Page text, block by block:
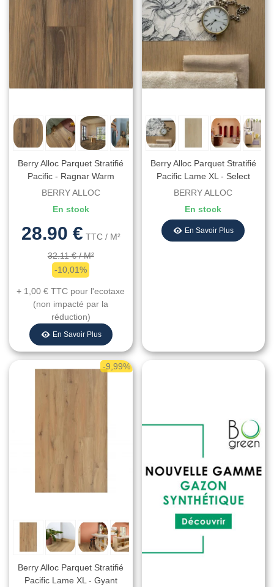
Berry Alloc Parquet Stratifié
Pacific - Ragnar Warm
Natural B8524 - 1288 Mm X
BERRY ALLOC
En stock
28.90 € TTC/ M²
32.11 € / M²
-10,01%
+ 1,00 €TTC pour l'ecotaxe
(non impacté par la
réduction)
En Savoir Plus
Berry Alloc Parquet Stratifié
Pacific Lame XL - Select
Sand Natural B8321 - 2038
BERRY ALLOC
En stock
En Savoir Plus
-9,99%
Berry Alloc Parquet Stratifié
Pacific Lame XL - Gyant